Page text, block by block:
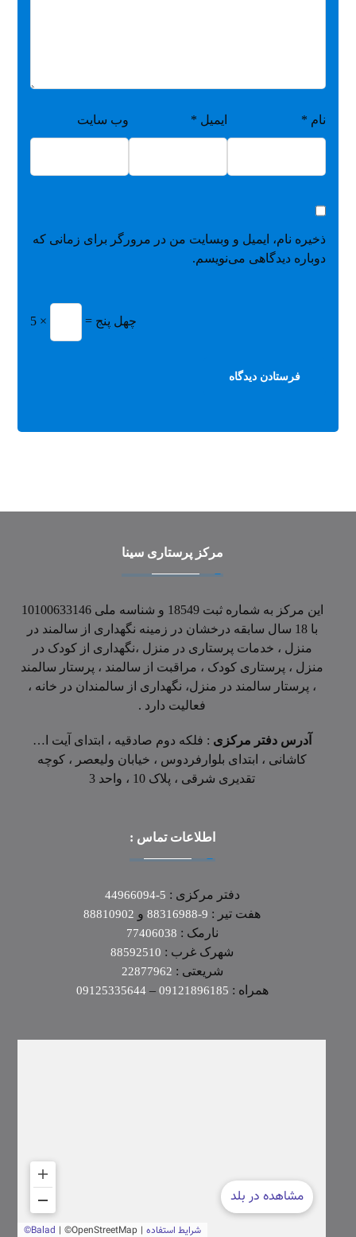
نام * ایمیل * وب‌ سایت
ذخیره نام، ایمیل و وبسایت من در مرورگر برای زمانی که
دوباره دیدگاهی می‌نویسم.
5 × = چهل پنج
مرکز پرستاری سینا
این مرکز به شماره ثبت 18549 و شناسه ملی 10100633146
با 18 سال سابقه درخشان در زمینه نگهداری از سالمند در
منزل ، خدمات پرستاری در منزل ،نگهداری از کودک در
منزل ، پرستاری کودک ، مراقبت از سالمند ، پرستار سالمند
، پرستار سالمند در منزل، نگهداری از سالمندان در خانه ،
فعالیت دارد .
آدرس دفتر مرکزی : فلکه دوم صادقیه ، ابتدای آیت ا…
کاشانی ، ابتدای بلوارفردوس ، خیابان ولیعصر ، کوچه
تقدیری شرقی ، پلاک 10 ، واحد 3
اطلاعات تماس :
دفتر مرکزی : 5-44966094
هفت تیر : 9-88316988 و 88810902
نارمک : 77406038
شهرک غرب : 88592510
شریعتی : 22877962
همراه : 09121896185
–
09125335644